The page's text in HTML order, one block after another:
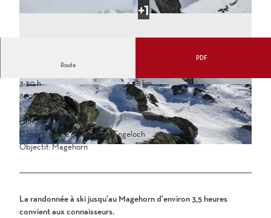
Route
PDF
3:30 h
4,58 km
820 m
22 m
1.797 m
2.621 m
Difficulté: moyenne
Départ: Route du Simplon, Engeloch
Objectif: Magehorn
La randonnée à ski jusqu'au Magehorn d'environ 3,5 heures
convient aux connaisseurs.